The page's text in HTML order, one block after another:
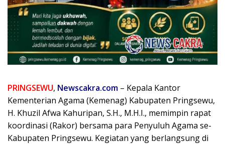
PRINGSEWU, Newscakra.com – Kepala Kantor
Kementerian Agama (Kemenag) Kabupaten Pringsewu,
H. Khuzil Afwa Kahuripan, S.H., M.H.I., memimpin rapat
koordinasi (Rakor) bersama para Penyuluh Agama se-
Kabupaten Pringsewu. Kegiatan yang berlangsung di